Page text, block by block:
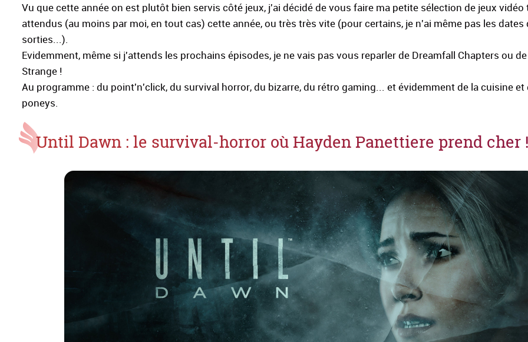
Vu que cette année on est plutôt bien servis côté jeux, j'ai décidé de vous faire ma petite sélection de jeux vidéo
attendus (au moins par moi, en tout cas) cette année, ou très très vite (pour certains, je n'ai même pas les dates
sorties...).
Evidemment, même si j'attends les prochains épisodes, je ne vais pas vous reparler de Dreamfall Chapters ou
Strange !
Au programme : du point'n'click, du survival horror, du bizarre, du rétro gaming... et évidemment de la cuisine et
poneys.
Until Dawn : le survival-horror où Hayden Panettiere prend cher